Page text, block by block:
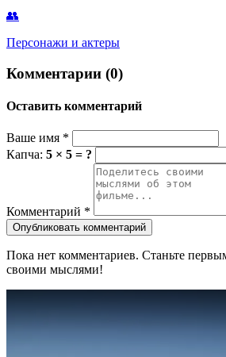
👥
Персонажи и актеры
Комментарии (0)
Оставить комментарий
Ваше имя *
Капча: 5 × 5 = ?
Комментарий *
Опубликовать комментарий
Пока нет комментариев. Станьте
своими мыслями!